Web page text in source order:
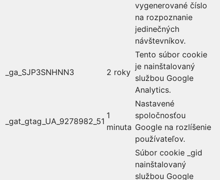
vygenerované číslo
na rozpoznanie
jedinečných
návštevníkov.
_ga_SJP3SNHNN3 2 roky
Tento súbor cookie
je nainštalovaný
službou Google
Analytics.
_gat_gtag_UA_9278982_51
1
minuta
Nastavené
spoločnosťou
Google na rozlíšenie
používateľov.
Súbor cookie _gid
nainštalovaný
službou Google